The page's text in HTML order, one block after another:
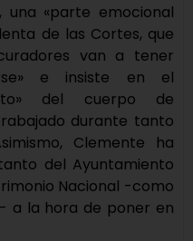
una «parte emocional
de las Cortes, que
van a tener
e insiste en el
del cuerpo de
durante tanto
Clemente ha
del Ayuntamiento
Nacional -como
a la hora de poner en